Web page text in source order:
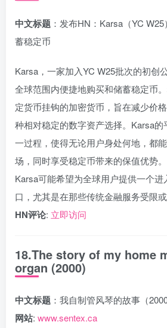
中文标题 ：发布HN：Karsa（YC
蓄稳定币
Karsa，一家加入YC W25批次的初创
全球范围内便捷地购买和储蓄稳定币
定货币挂钩的加密货币，旨在减少价
种相对稳定的数字资产选择。Karsa
一过程，使得无论用户身处何地，都
场，同时享受稳定币带来的保值优势
Karsa可能希望为全球用户提供一个进
口，尤其是在那些传统金融服务受限或
HN评论: 立即访问
18.The story of my home
organ (2000)
中文标题 ：我自制管风琴的故事（2000
网站: www.sentex.ca